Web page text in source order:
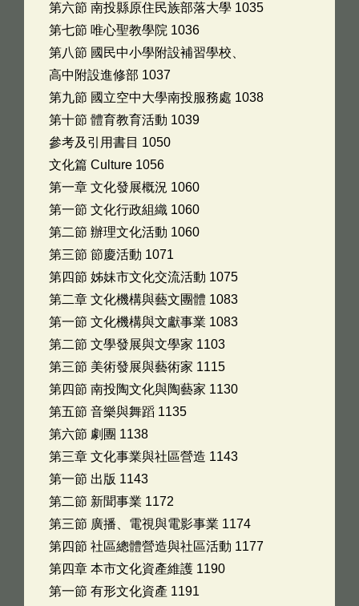
第六節 南投縣原住民族部落大學 1035
第七節 唯心聖教學院 1036
第八節 國民中小學附設補習學校、
高中附設進修部 1037
第九節 國立空中大學南投服務處 1038
第十節 體育教育活動 1039
參考及引用書目 1050
文化篇 Culture 1056
第一章 文化發展概況 1060
第一節 文化行政組織 1060
第二節 辦理文化活動 1060
第三節 節慶活動 1071
第四節 姊妹市文化交流活動 1075
第二章 文化機構與藝文團體 1083
第一節 文化機構與文獻事業 1083
第二節 文學發展與文學家 1103
第三節 美術發展與藝術家 1115
第四節 南投陶文化與陶藝家 1130
第五節 音樂與舞蹈 1135
第六節 劇團 1138
第三章 文化事業與社區營造 1143
第一節 出版 1143
第二節 新聞事業 1172
第三節 廣播、電視與電影事業 1174
第四節 社區總體營造與社區活動 1177
第四章 本市文化資產維護 1190
第一節 有形文化資產 1191